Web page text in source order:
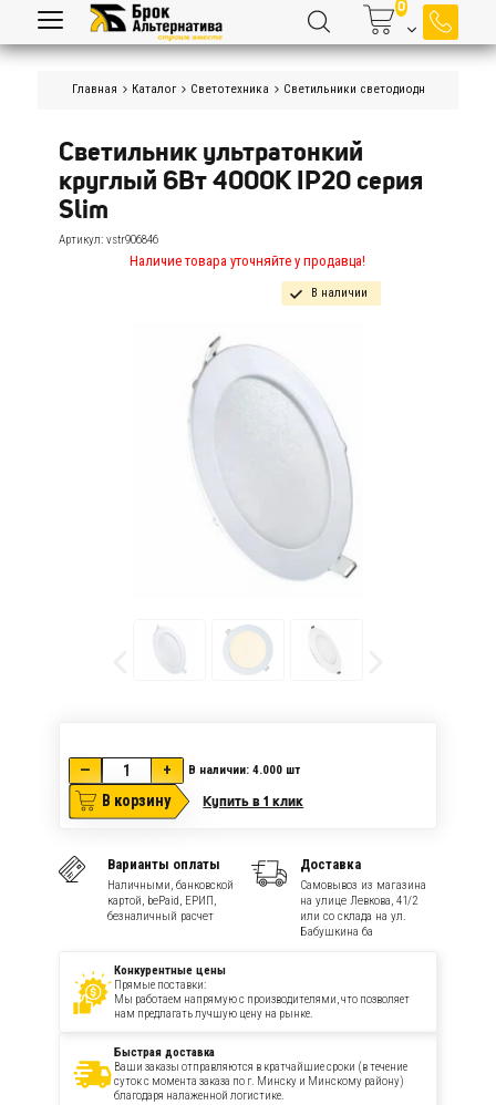
Главная Каталог Светотехника Светильники светодиодные
Светильник ультратонкий
круглый 6Вт 4000К IP20 серия
Slim
Артикул:vstr906846
Наличие товара уточняйте у продавца!
В наличии
— + В наличии: 4.000 шт
В корзину Купить в 1 клик
Варианты оплаты
Наличными, банковской
картой, bePaid, ЕРИП,
безналичный расчет
Доставка
Самовывоз из магазина
на улице Левкова, 41/2
или со склада на ул.
Бабушкина 6а
Конкурентные цены
Прямые поставки:
Мы работаем напрямую с производителями, что позволяет
нам предлагать лучшую цену на рынке.
Быстрая доставка
Ваши заказы отправляются в кратчайшие сроки (в течение
суток с момента заказа по г. Минску и Минскому району)
благодаря налаженной логистике.